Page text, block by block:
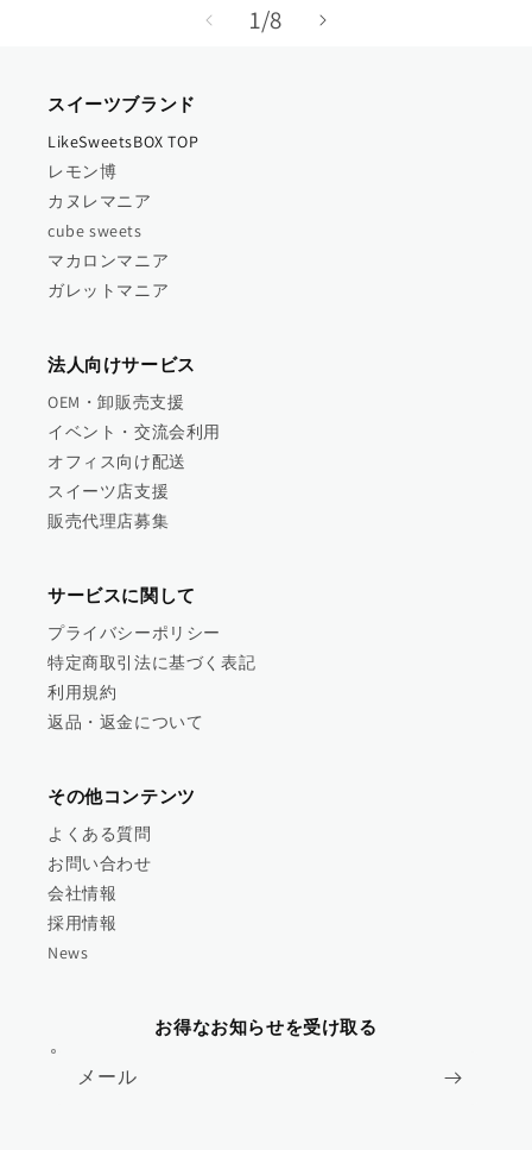
1/
の8
スイーツブランド
LikeSweetsBOX TOP
レモン博
カヌレマニア
cube sweets
マカロンマニア
ガレットマニア
法人向けサービス
OEM・卸販売支援
イベント・交流会利用
オフィス向け配送
スイーツ店支援
販売代理店募集
サービスに関して
プライバシーポリシー
特定商取引法に基づく表記
利用規約
返品・返金について
その他コンテンツ
よくある質問
お問い合わせ
会社情報
採用情報
News
お得なお知らせを受け取る
メール